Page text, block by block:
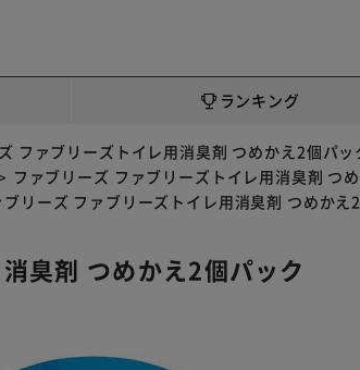
ランキング
ファブリーズトイレ用消臭剤 つめかえ2個パッ
ファブリーズ ファブリーズトイレ用消臭剤 つ
ブリーズ ファブリーズトイレ用消臭剤 つめかえ
臭剤 つめかえ2個パック